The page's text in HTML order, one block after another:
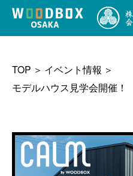
TOP
イベント情報
モデルハウス見学会開催！